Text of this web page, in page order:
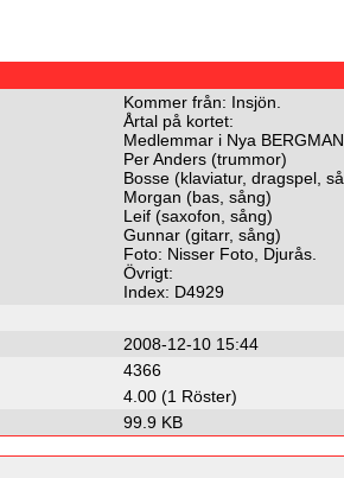
Kommer från: Insjön.
Årtal på kortet:
Medlemmar i Nya
Per Anders (trummor)
Bosse (klaviatur, dragspel,
Morgan (bas, sång)
Leif (saxofon, sång)
Gunnar (gitarr, sång)
Foto: Nisser Foto, Djurås.
Övrigt:
Index: D4929
2008-12-10 15:44
4366
4.00 (1 Röster)
99.9 KB